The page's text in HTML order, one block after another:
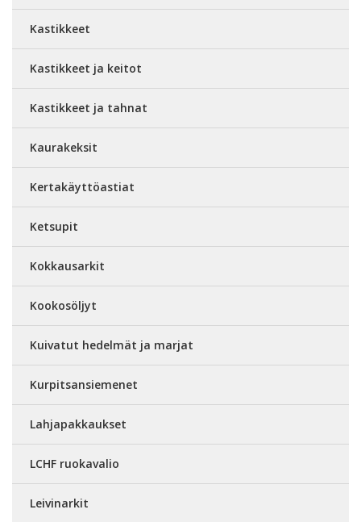
Kastikkeet
Kastikkeet ja keitot
Kastikkeet ja tahnat
Kaurakeksit
Kertakäyttöastiat
Ketsupit
Kokkausarkit
Kookosöljyt
Kuivatut hedelmät ja marjat
Kurpitsansiemenet
Lahjapakkaukset
LCHF ruokavalio
Leivinarkit